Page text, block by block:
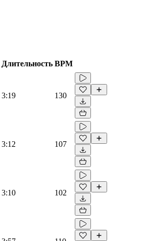
Длительность BPM
3:19 130
3:12 107
3:10 102